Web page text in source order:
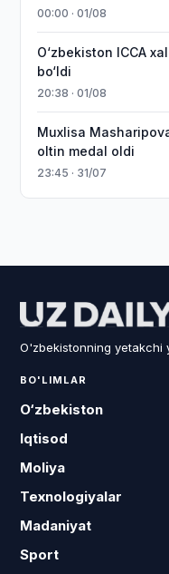
00:00 · 01/08
O‘zbekiston ICCA
bo‘ldi
20:38 · 01/08
Muxlisa
oltin medal oldi
23:45 · 31/07
O'zbekistonning yetakchi
BO'LIMLAR
O‘zbekiston
Iqtisod
Moliya
Texnologiyalar
Madaniyat
Sport